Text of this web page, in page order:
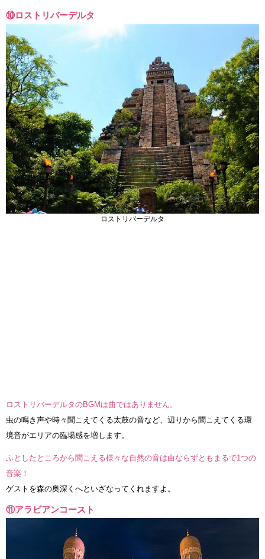
⑩ロストリバーデルタ
ロストリバーデルタ
ロストリバーデルタのBGMは曲ではありません。
虫の鳴き声や時々聞こえてくる太鼓の音など、辺りから聞こえてくる環
境音がエリアの臨場感を増します。
ふとしたところから聞こえる様々な自然の音は曲ならずともまるで1つの
音楽！
ゲストを森の奥深くへといざなってくれますよ。
⑪アラビアンコースト